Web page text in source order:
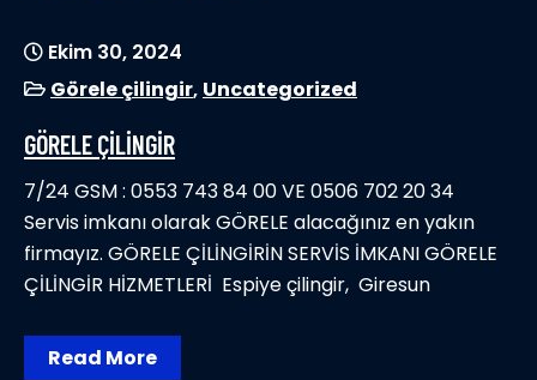
Ekim 30, 2024
Görele çilingir, Uncategorized
GÖRELE ÇİLİNGİR
7/24 GSM : 0553 743 84 00 VE 0506 702 20 34
Servis imkanı olarak GÖRELE alacağınız en yakın
firmayız. GÖRELE ÇİLİNGİRİN SERVİS İMKANI GÖRELE
ÇİLİNGİR HİZMETLERİ Espiye çilingir, Giresun
Read More